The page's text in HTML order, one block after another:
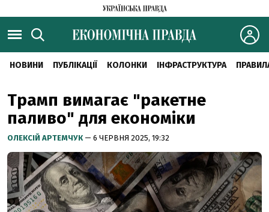
НОВИНИ ПУБЛІКАЦІЇ КОЛОНКИ ІНФРАСТРУКТУРА
Трамп вимагає "ракетне
паливо" для економіки
ОЛЕКСІЙ АРТЕМЧУК — 6 ЧЕРВНЯ 2025, 19:32